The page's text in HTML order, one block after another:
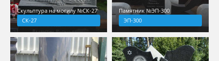
Скульптура на могилу №СК-27
СК-27
Памятник №ЭП-300
ЭП-300